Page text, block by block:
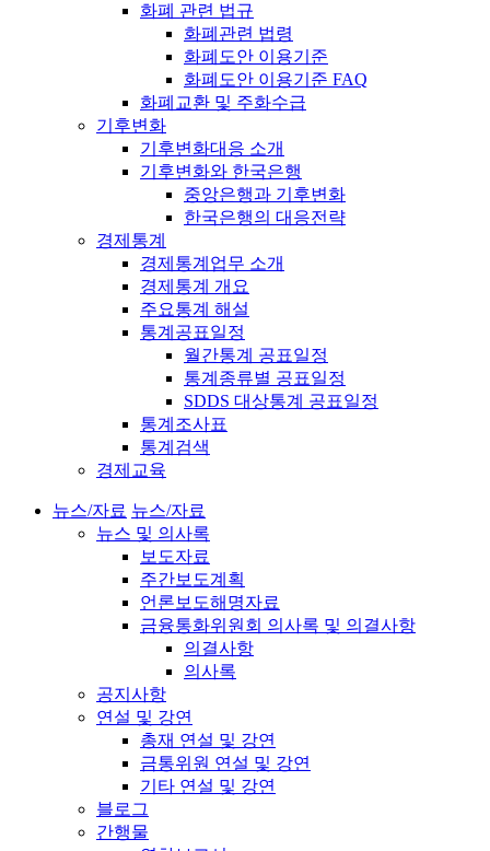
화폐 관련 법규
화폐관련 법령
화폐도안 이용기준
화폐도안 이용기준 FAQ
화폐교환 및 주화수급
기후변화
기후변화대응 소개
기후변화와 한국은행
중앙은행과 기후변화
한국은행의 대응전략
경제통계
경제통계업무 소개
경제통계 개요
주요통계 해설
통계공표일정
월간통계 공표일정
통계종류별 공표일정
SDDS 대상통계 공표일정
통계조사표
통계검색
경제교육
뉴스/자료 뉴스/자료
뉴스 및 의사록
보도자료
주간보도계획
언론보도해명자료
금융통화위원회 의사록 및 의결사항
의결사항
의사록
공지사항
연설 및 강연
총재 연설 및 강연
금통위원 연설 및 강연
기타 연설 및 강연
블로그
간행물